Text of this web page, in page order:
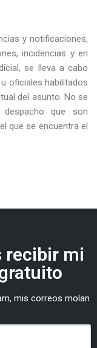
y notificaciones,
incidencias y en
se lleva a cabo
oficiales habilitados
del asunto. No se
despacho que son
que se encuentra el
recibir mi
mis correos molan